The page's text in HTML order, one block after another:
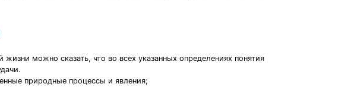
можно сказать, что во всех указанных определениях понятия
природные процессы и явления;